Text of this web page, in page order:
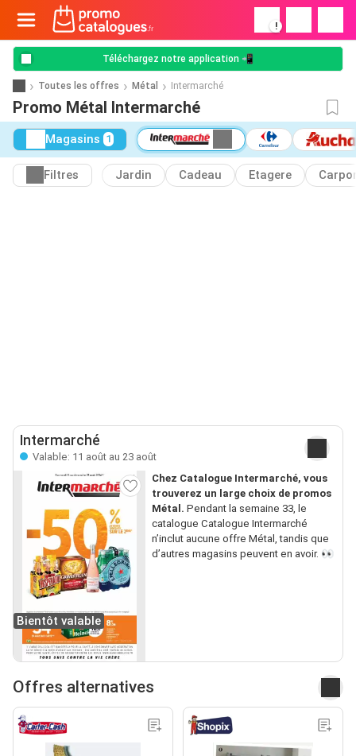
!
Téléchargez notre application 📲
Toutes les offres Métal Intermarché
Promo Métal Intermarché
Magasins 1
Filtres Jardin Cadeau Etagere
Intermarché
Valable: 11 août au 23 août
Bientôt valable
Chez Catalogue Intermarché, vous
trouverez un large choix de promos
Métal. Pendant la semaine 33, le
catalogue Catalogue Intermarché
n’inclut aucune offre Métal, tandis que
d’autres magasins peuvent en avoir. 👀
Offres alternatives